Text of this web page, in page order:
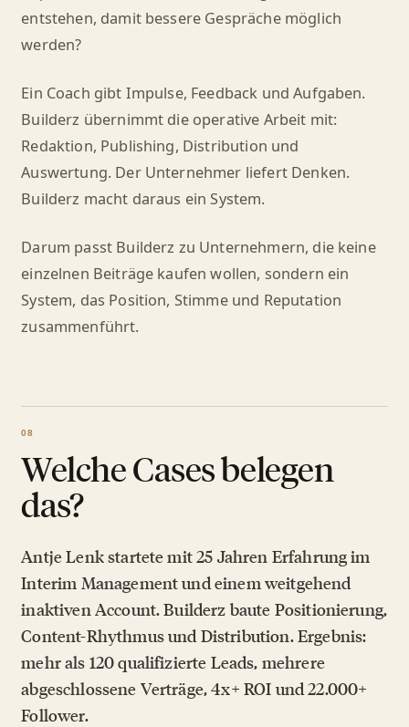
entstehen, damit bessere Gespräche möglich
werden?
Ein Coach gibt Impulse, Feedback und Aufgaben.
Builderz übernimmt die operative Arbeit mit:
Redaktion, Publishing, Distribution und
Auswertung. Der Unternehmer liefert Denken.
Builderz macht daraus ein System.
Darum passt Builderz zu Unternehmern, die keine
einzelnen Beiträge kaufen wollen, sondern ein
System, das Position, Stimme und Reputation
zusammenführt.
Welche Cases belegen
das?
Antje Lenk startete mit 25 Jahren Erfahrung im
Interim Management und einem weitgehend
inaktiven Account. Builderz baute Positionierung,
Content-Rhythmus und Distribution. Ergebnis:
mehr als 120 qualifizierte Leads, mehrere
abgeschlossene Verträge, 4x+ ROI und 22.000+
Follower.